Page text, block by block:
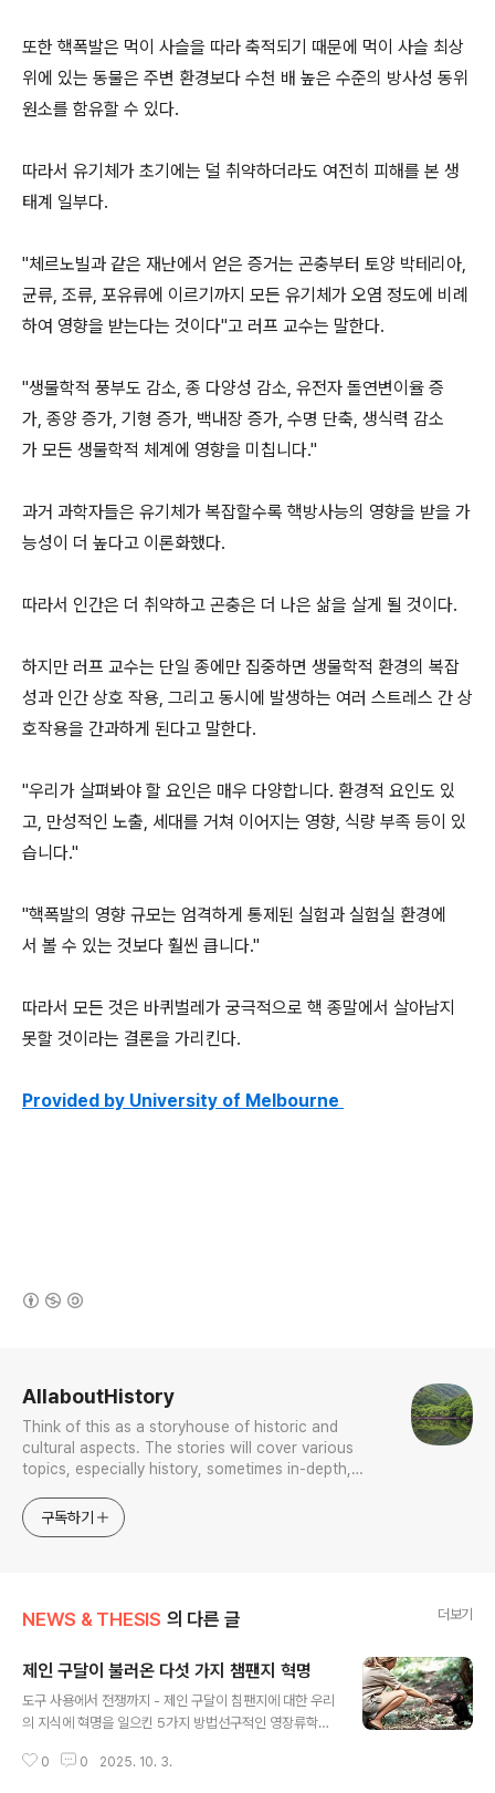
또한 핵폭발은 먹이 사슬을 따라 축적되기 때문에 먹이 사슬 최상
위에 있는 동물은 주변 환경보다 수천 배 높은 수준의 방사성 동위
원소를 함유할 수 있다.
따라서 유기체가 초기에는 덜 취약하더라도 여전히 피해를 본 생
태계 일부다.
"체르노빌과 같은 재난에서 얻은 증거는 곤충부터 토양 박테리아,
균류, 조류, 포유류에 이르기까지 모든 유기체가 오염 정도에 비례
하여 영향을 받는다는 것이다"고 러프 교수는 말한다.
"생물학적 풍부도 감소, 종 다양성 감소, 유전자 돌연변이율 증
가, 종양 증가, 기형 증가, 백내장 증가, 수명 단축, 생식력 감소
가 모든 생물학적 체계에 영향을 미칩니다."
과거 과학자들은 유기체가 복잡할수록 핵방사능의 영향을 받을 가
능성이 더 높다고 이론화했다.
따라서 인간은 더 취약하고 곤충은 더 나은 삶을 살게 될 것이다.
하지만 러프 교수는 단일 종에만 집중하면 생물학적 환경의 복잡
성과 인간 상호 작용, 그리고 동시에 발생하는 여러 스트레스 간 상
호작용을 간과하게 된다고 말한다.
"우리가 살펴봐야 할 요인은 매우 다양합니다. 환경적 요인도 있
고, 만성적인 노출, 세대를 거쳐 이어지는 영향, 식량 부족 등이 있
습니다."
"핵폭발의 영향 규모는 엄격하게 통제된 실험과 실험실 환경에
서 볼 수 있는 것보다 훨씬 큽니다."
따라서 모든 것은 바퀴벌레가 궁극적으로 핵 종말에서 살아남지
못할 것이라는 결론을 가리킨다.
Provided by University of Melbourne
AllaboutHistory
Think of this as a storyhouse of historic and
cultural aspects. The stories will cover various
topics, especially history, sometimes in-depth,
approach will be to resist any common sense or
generalized viewpoint
구독하기
NEWS & THESIS 의 다른 글 더보기
제인 구달이 불러온 다섯 가지 챔팬지 혁명
도구 사용에서 전쟁까지 - 제인 구달이 침팬지에 대한 우리
의 지식에 혁명을 일으킨 5가지 방법선구적인 영장류학자
리와 가장 가까운 친척에 대한 이해에 미친 가장 큰 공헌 다
0 0 2025. 10. 3.